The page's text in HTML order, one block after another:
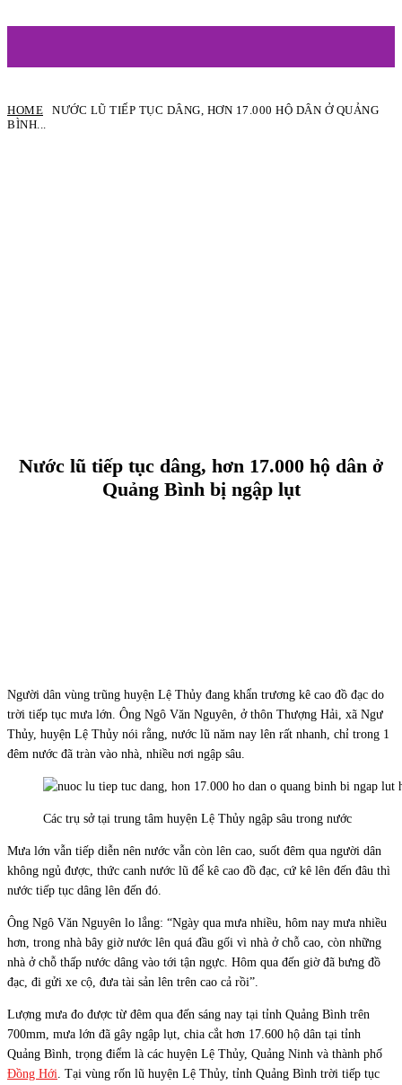
HOME
NƯỚC LŨ TIẾP TỤC DÂNG, HƠN 17.000 HỘ DÂN Ở QUẢNG
BÌNH...
Nước lũ tiếp tục dâng, hơn 17.000 hộ dân ở
Quảng Bình bị ngập lụt
Người dân vùng trũng huyện Lệ Thủy đang khẩn trương kê cao đồ đạc do
trời tiếp tục mưa lớn. Ông Ngô Văn Nguyên, ở thôn Thượng Hải, xã Ngư
Thủy, huyện Lệ Thủy nói rằng, nước lũ năm nay lên rất nhanh, chỉ trong 1
đêm nước đã tràn vào nhà, nhiều nơi ngập sâu.
Các trụ sở tại trung tâm huyện Lệ Thủy ngập sâu trong nước
Mưa lớn vẫn tiếp diễn nên nước vẫn còn lên cao, suốt đêm qua người dân
không ngủ được, thức canh nước lũ để kê cao đồ đạc, cứ kê lên đến đâu thì
nước tiếp tục dâng lên đến đó.
Ông Ngô Văn Nguyên lo lắng: “Ngày qua mưa nhiều, hôm nay mưa nhiều
hơn, trong nhà bây giờ nước lên quá đầu gối vì nhà ở chỗ cao, còn những
nhà ở chỗ thấp nước dâng vào tới tận ngực. Hôm qua đến giờ đã bưng đồ
đạc, đi gửi xe cộ, đưa tài sản lên trên cao cả rồi”.
Lượng mưa đo được từ đêm qua đến sáng nay tại tỉnh Quảng Bình trên
700mm, mưa lớn đã gây ngập lụt, chia cắt hơn 17.600 hộ dân tại tỉnh
Quảng Bình, trọng điểm là các huyện Lệ Thủy, Quảng Ninh và thành phố
Đồng Hới . Tại vùng rốn lũ huyện Lệ Thủy, tỉnh Quảng Bình trời tiếp tục